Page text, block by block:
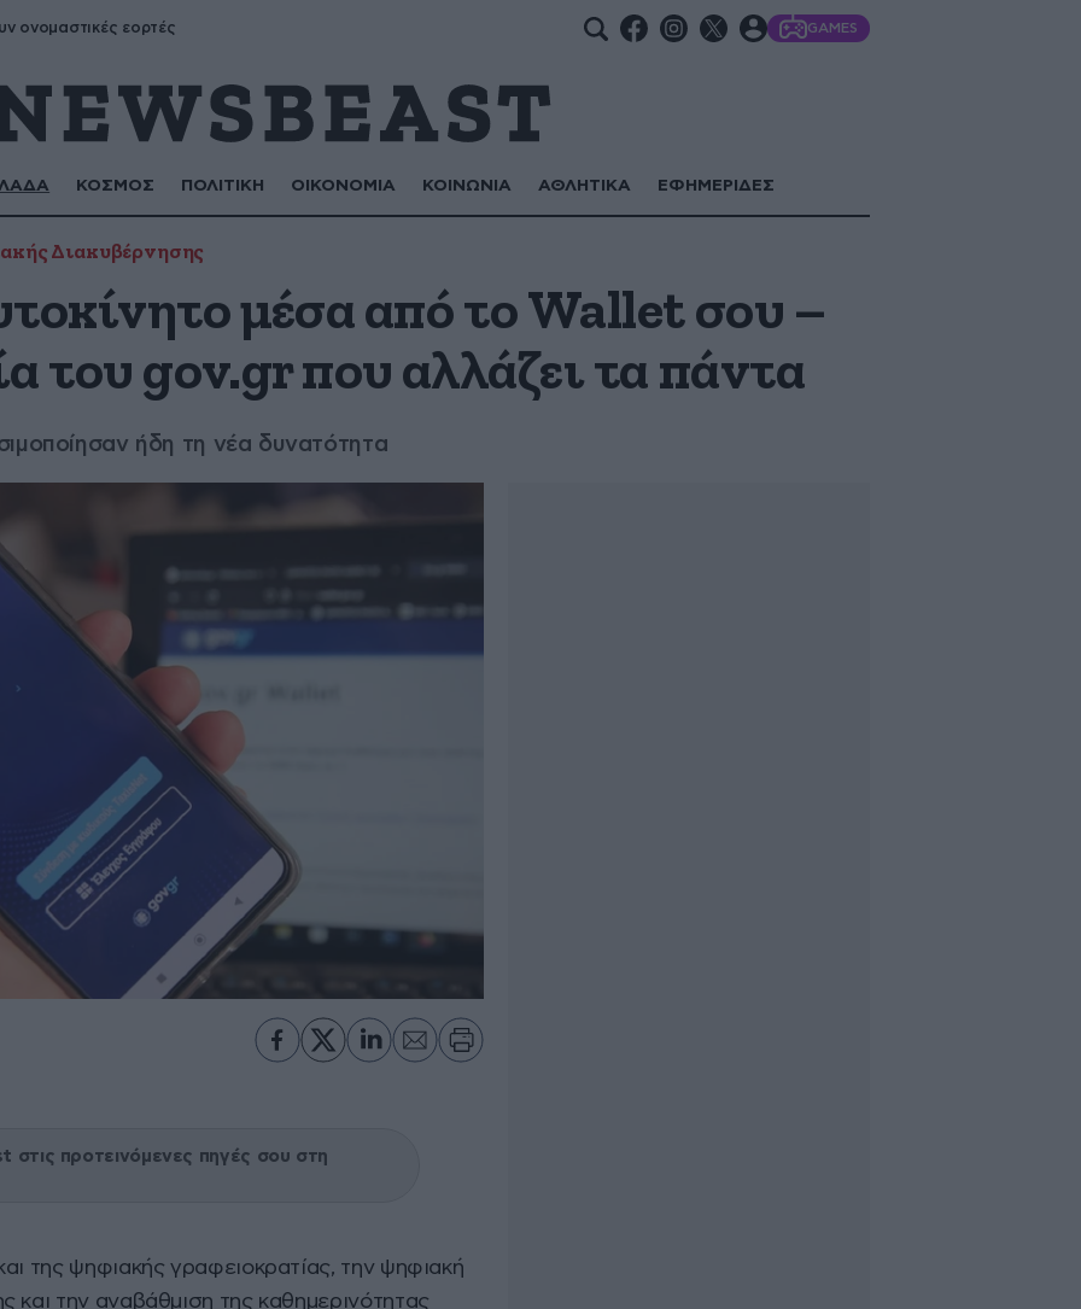
ονομαστικές εορτές GAMES
ΚΟΣΜΟΣ ΠΟΛΙΤΙΚΗ ΟΙΚΟΝΟΜΙΑ ΚΟΙΝΩΝΙΑ ΑΘΛΗΤΙΚΑ ΕΦΗΜΕΡΙΔΕΣ
Διακυβέρνησης
μέσα από το Wallet σου –
του gov.gr που αλλάζει τα πάντα
ήδη τη νέα δυνατότητα
στις προτεινόμενες πηγές σου στη
της ψηφιακής γραφειοκρατίας, την ψηφιακή
και την αναβάθμιση της καθημερινότητας